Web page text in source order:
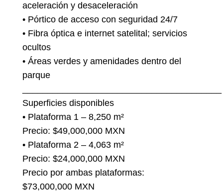
aceleración y desaceleración
• Pórtico de acceso con seguridad 24/7
• Fibra óptica e internet satelital; servicios
ocultos
• Áreas verdes y amenidades dentro del
parque
Superficies disponibles
• Plataforma 1 – 8,250 m²
Precio: $49,000,000 MXN
• Plataforma 2 – 4,063 m²
Precio: $24,000,000 MXN
Precio por ambas plataformas:
$73,000,000 MXN